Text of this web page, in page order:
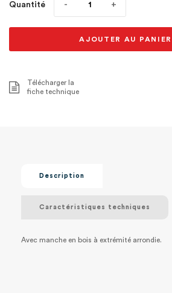
Quantité
AJOUTER AU PANIER
Télécharger la
fiche technique
Description
Caractéristiques techniques
Avec manche en bois à extrémité arrondie.